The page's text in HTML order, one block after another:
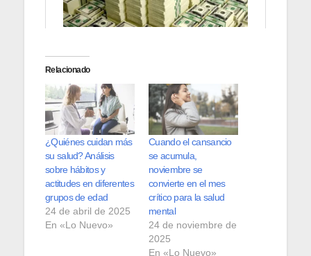
Relacionado
¿Quiénes cuidan más
su salud? Análisis
sobre hábitos y
actitudes en diferentes
grupos de edad
24 de abril de 2025
En «Lo Nuevo»
Cuando el cansancio
se acumula,
noviembre se
convierte en el mes
crítico para la salud
mental
24 de noviembre de
2025
En «Lo Nuevo»